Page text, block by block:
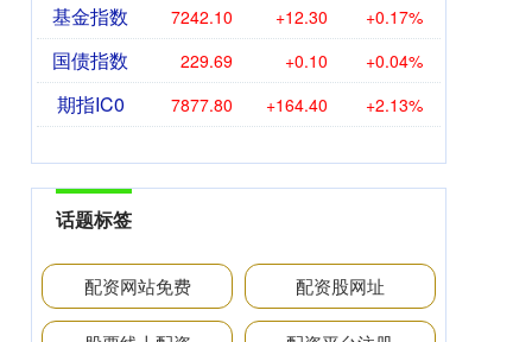
基金指数 7242.10 +12.30 +0.17%
国债指数 229.69 +0.10 +0.04%
期指IC0 7877.80 +164.40 +2.13%
话题标签
配资网站免费 配资股网址